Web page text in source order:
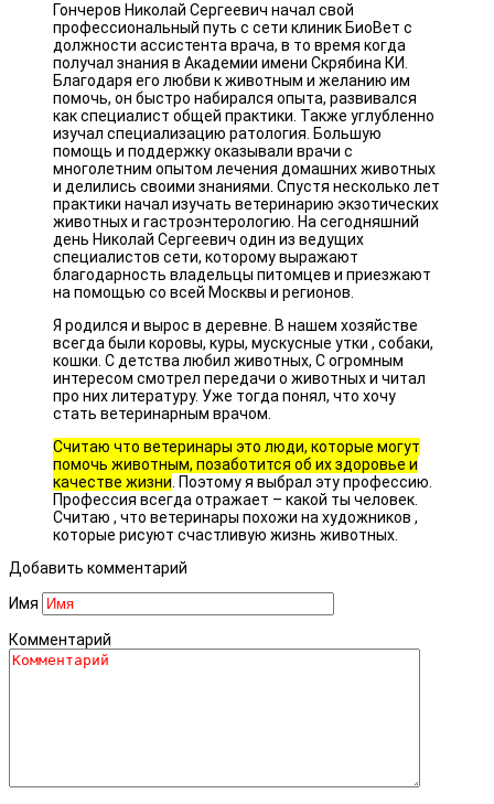
Гончеров Николай Сергеевич начал свой
профессиональный путь с сети клиник БиоВет с
должности ассистента врача, в то время когда
получал знания в Академии имени Скрябина КИ.
Благодаря его любви к животным и желанию им
помочь, он быстро набирался опыта, развивался
как специалист общей практики. Также углубленно
изучал специализацию ратология. Большую
помощь и поддержку оказывали врачи с
многолетним опытом лечения домашних животных
и делились своими знаниями. Спустя несколько лет
практики начал изучать ветеринарию экзотических
животных и гастроэнтерологию. На сегодняшний
день Николай Сергеевич один из ведущих
специалистов сети, которому выражают
благодарность владельцы питомцев и приезжают
на помощью со всей Москвы и регионов.
Я родился и вырос в деревне. В нашем хозяйстве
всегда были коровы, куры, мускусные утки , собаки,
кошки. С детства любил животных, С огромным
интересом смотрел передачи о животных и читал
про них литературу. Уже тогда понял, что хочу
стать ветеринарным врачом.
Считаю что ветеринары это люди, которые могут
помочь животным, позаботится об их здоровье и
качестве жизни . Поэтому я выбрал эту профессию.
Профессия всегда отражает – какой ты человек.
Считаю , что ветеринары похожи на художников ,
которые рисуют счастливую жизнь животных.
Добавить комментарий
Имя
Комментарий